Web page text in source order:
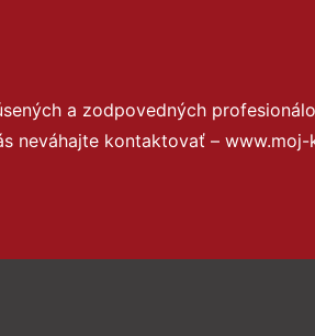
a zodpovedných
neváhajte kontaktovať – www.moj-